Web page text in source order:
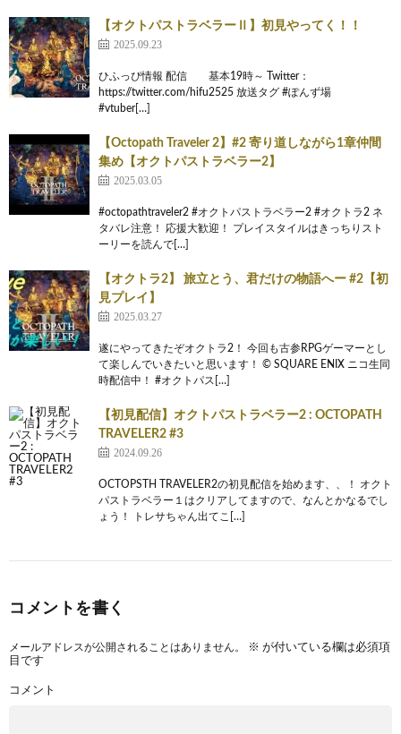
【オクトパストラベラーⅡ】初見やってく！！
2025.09.23
ひふっぴ情報 配信 基本19時～ Twitter：
https://twitter.com/hifu2525 放送タグ #ぽんず場
#vtuber[…]
【Octopath Traveler 2】#2 寄り道しながら1章仲間
集め【オクトパストラベラー2】
2025.03.05
#octopathtraveler2 #オクトパストラベラー2 #オクトラ2 ネ
タバレ注意！ 応援大歓迎！ プレイスタイルはきっちりスト
ーリーを読んで[…]
【オクトラ2】 旅立とう、君だけの物語へー #2【初
見プレイ】
2025.03.27
遂にやってきたぞオクトラ2！ 今回も古参RPGゲーマーとし
て楽しんでいきたいと思います！ © SQUARE ENIX ニコ生同
時配信中！ #オクトパス[…]
【初見配信】オクトパストラベラー2 : OCTOPATH
TRAVELER2 #3
2024.09.26
OCTOPSTH TRAVELER2の初見配信を始めます、、！ オクト
パストラベラー１はクリアしてますので、なんとかなるでし
ょう！ トレサちゃん出てこ[…]
コメントを書く
メールアドレスが公開されることはありません。 ※ が付いている欄は必須項
目です
コメント